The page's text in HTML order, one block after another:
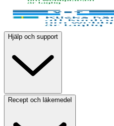
Hjälp och support
Recept och läkemedel